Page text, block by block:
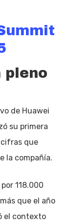
pleno
de Huawei
su primera
cifras que
la compañía.
118.000
que el año
el contexto